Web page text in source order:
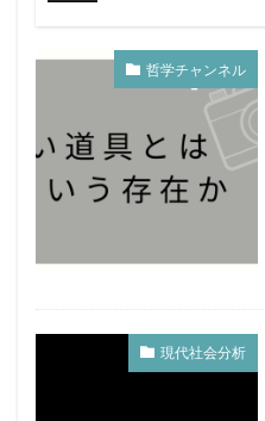
哲学チャンネル
現代社会分析